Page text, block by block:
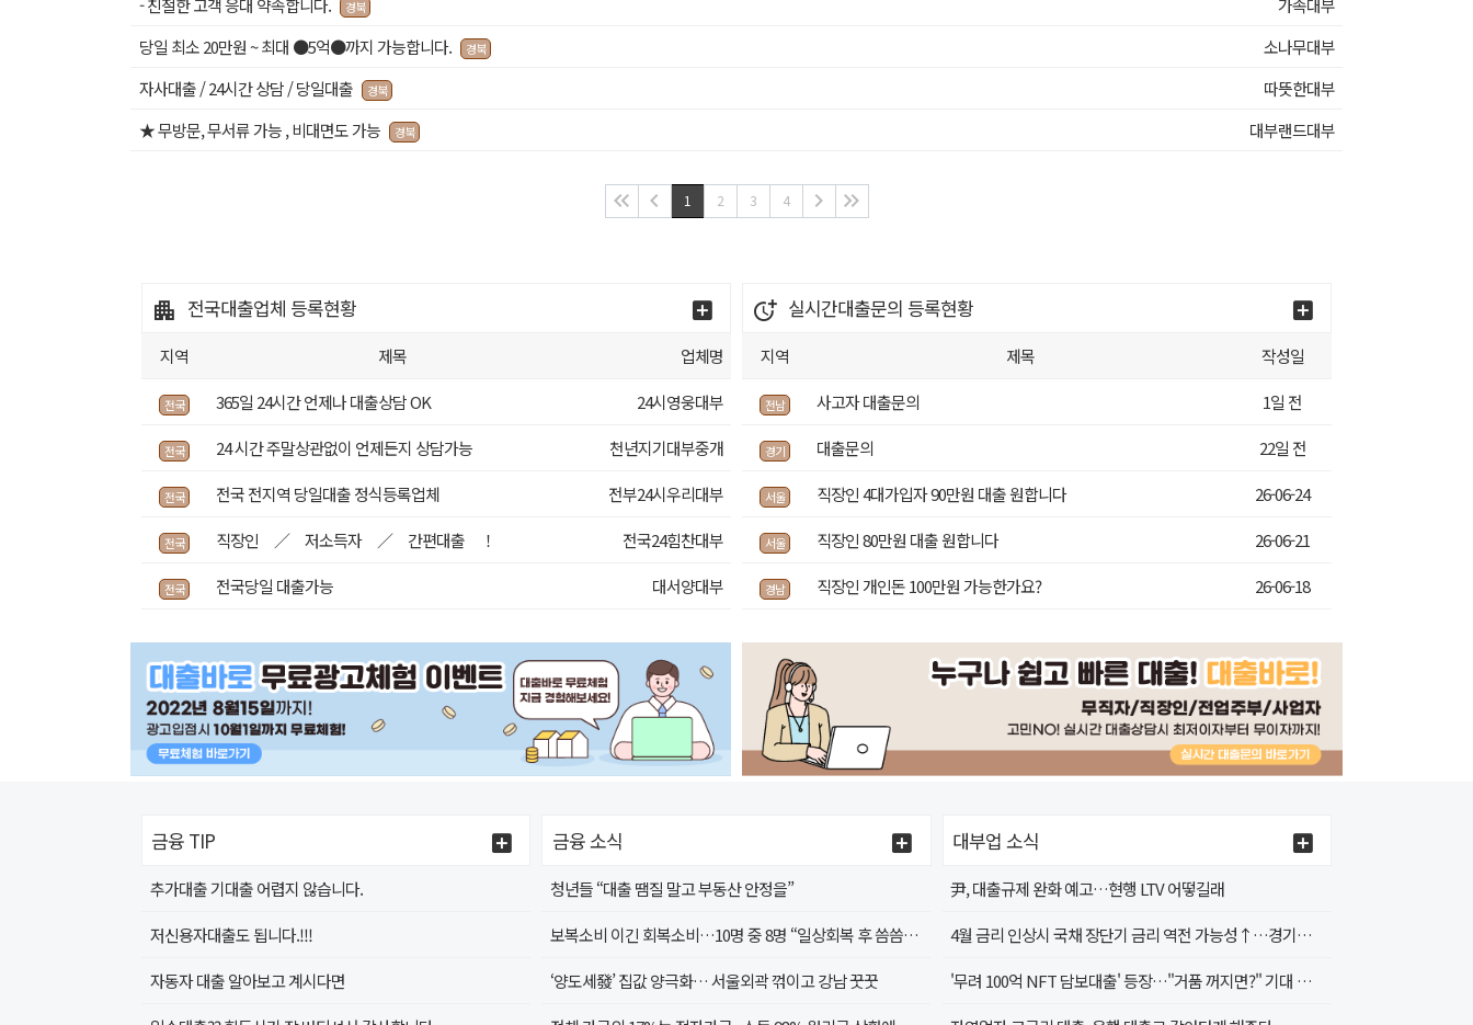
경북
당일 최소 20만원 ~ 최대 ●5억●까지 가능합니다.
경북
소나무대부
자사대출 / 24시간 상담 / 당일대출
경북
따뜻한대부
★ 무방문, 무서류 가능 , 비대면도 가능
경북 대부랜드대부
1 2 3 4
전국대출업체 등록현황 실시간대출문의 등록현황
지역 제목 업체명
전국 365일 24시간 언제나 대출상담 OK 24시영웅대부
전국 24 시간 주말상관없이 언제든지 상담가능 천년지기대부중개
전국 전국 전지역 당일대출 정식등록업체 전부24시우리대부
전국 직장인 ／ 저소득자 ／ 간편대출 ！ 전국24힘찬대부
전국 전국당일 대출가능 대서양대부
지역 제목 작성일
전남 사고자 대출문의 1일 전
경기 대출문의 22일 전
서울 직장인 4대가입자 90만원 대출 원합니다 26-06-24
서울 직장인 80만원 대출 원합니다 26-06-21
경남 직장인 개인돈 100만원 가능한가요? 26-06-18
금융 TIP 금융 소식 대부업 소식
추가대출 기대출 어렵지 않습니다.
저신용자대출도 됩니다.!!!
자동자 대출 알아보고 계시다면
청년들 “대출 땜질 말고 부동산 안정을”
보복소비 이긴 회복소비…10명 중 8명 “일상회복 후 씀씀이 커져”
‘양도세發’ 집값 양극화… 서울외곽 꺾이고 강남 꿋꿋
尹, 대출규제 완화 예고…현행 LTV 어떻길래
4월 금리 인상시 국채 장단기 금리 역전 가능성↑…경기침체 신호인가?
'무려 100억 NFT 담보대출' 등장…"거품 꺼지면?" 기대 속 우려도